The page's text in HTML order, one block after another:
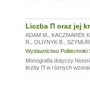
Liczba Π oraz jej
ADAM M. KACZMAREK K.
R.
OLIYNYK B.
Wydawnictwo Politechniki
Monografia dotyczy
liczby Π w różnych